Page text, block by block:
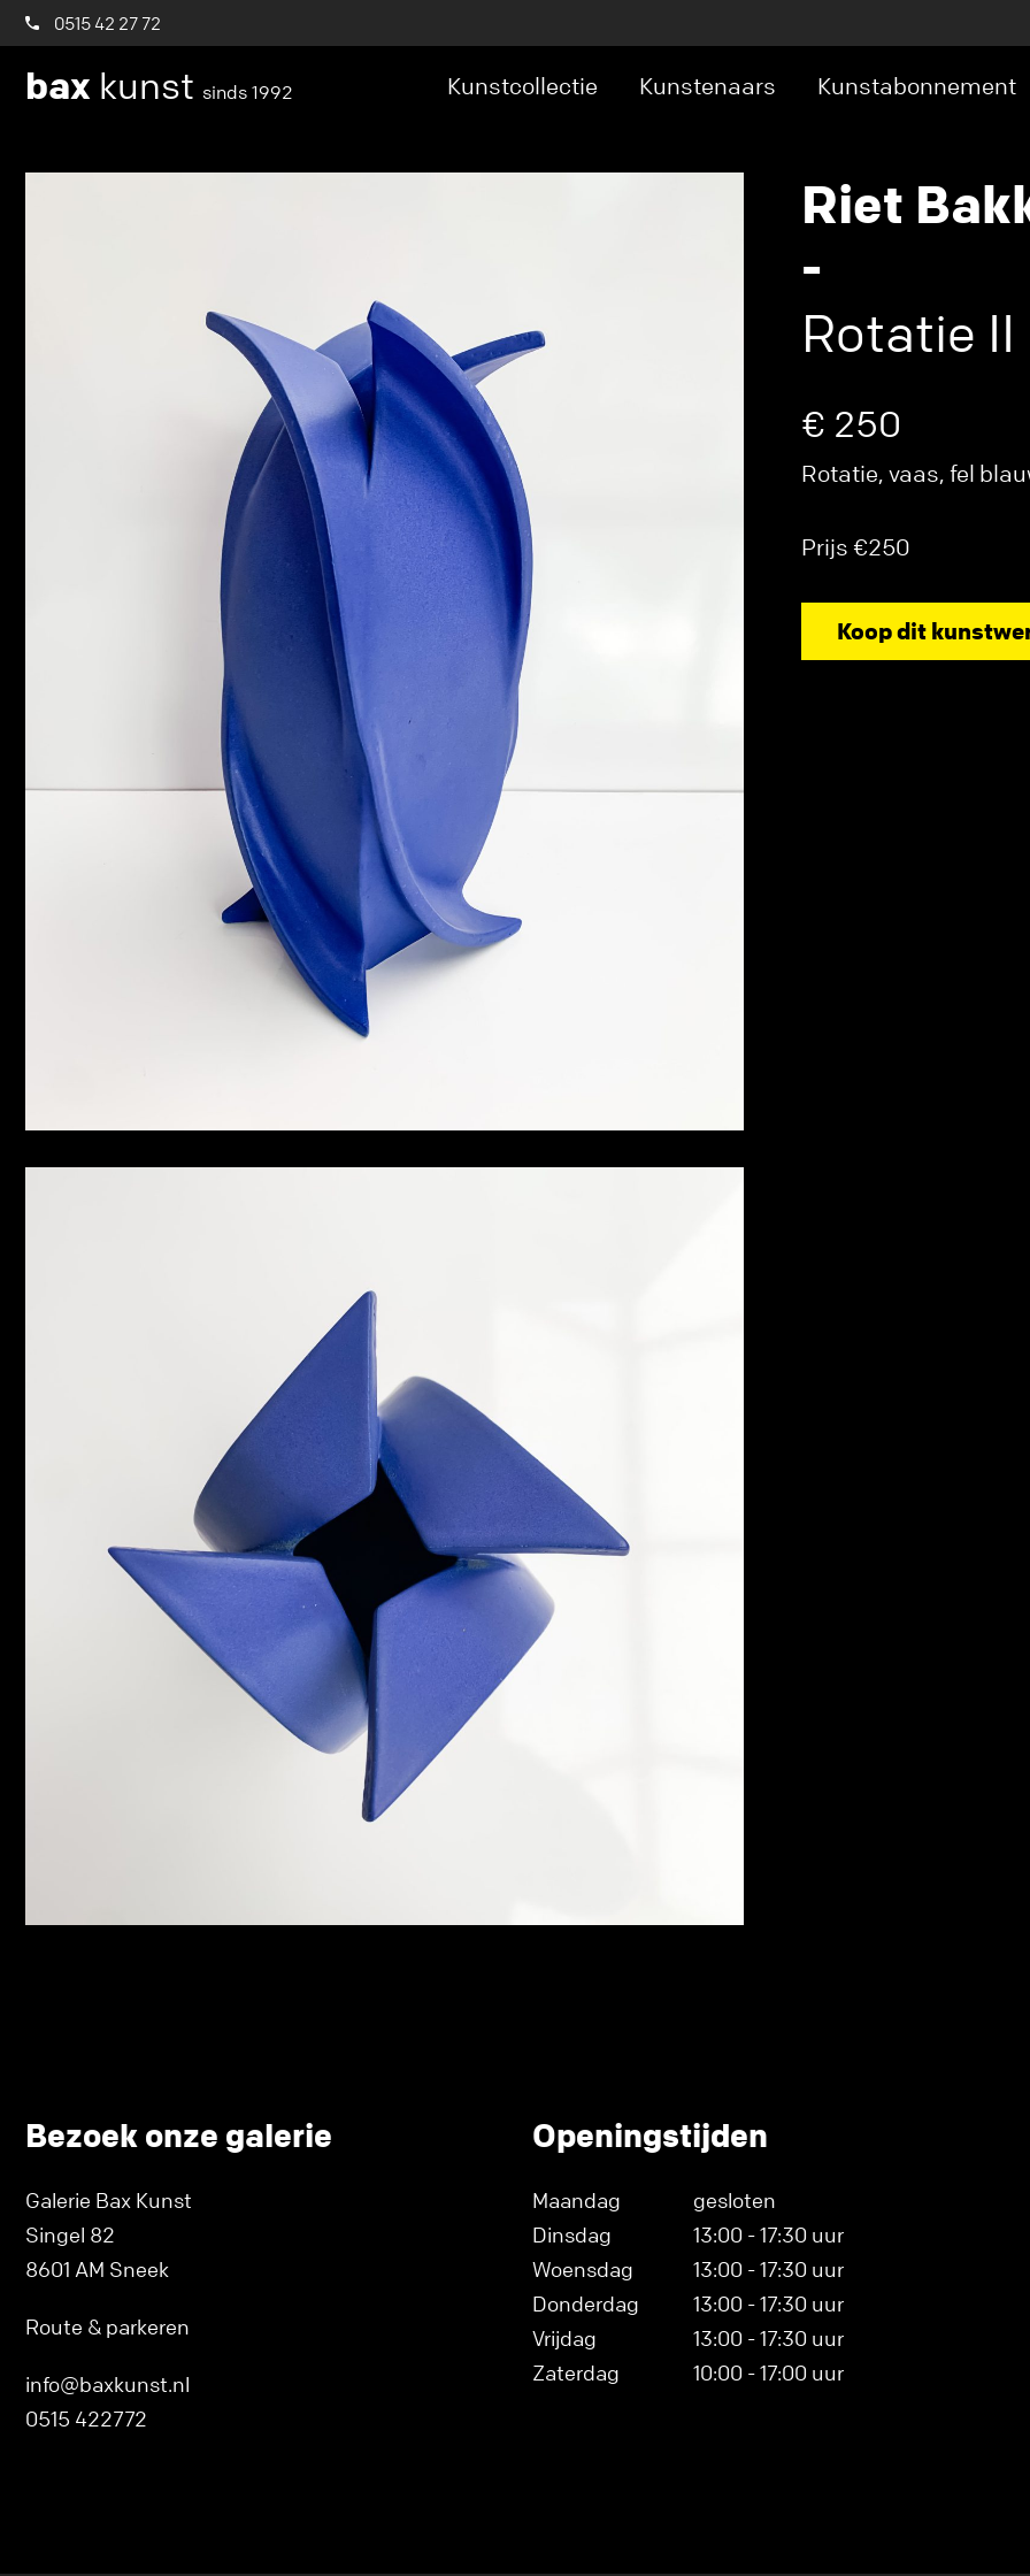
0515 42 27 72
bax kunst sinds 1992 Kunstcollectie Kunstenaars Kunstabonnement
Riet
-
Rotatie II
€ 250
Rotatie, vaas, fel
Prijs €250
Koop dit
Bezoek onze galerie
Galerie Bax Kunst
Singel 82
8601 AM Sneek
Route & parkeren
info@baxkunst.nl
0515 422772
Openingstijden
Maandag
gesloten
Dinsdag
13:00 - 17:30 uur
Woensdag
13:00 - 17:30 uur
Donderdag
13:00 - 17:30 uur
Vrijdag
13:00 - 17:30 uur
Zaterdag
10:00 - 17:00 uur